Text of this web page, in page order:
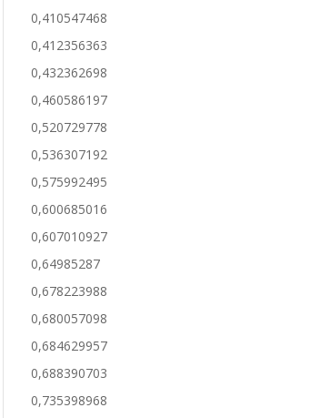
0,410547468
0,412356363
0,432362698
0,460586197
0,520729778
0,536307192
0,575992495
0,600685016
0,607010927
0,64985287
0,678223988
0,680057098
0,684629957
0,688390703
0,735398968